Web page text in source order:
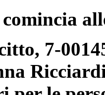
7-